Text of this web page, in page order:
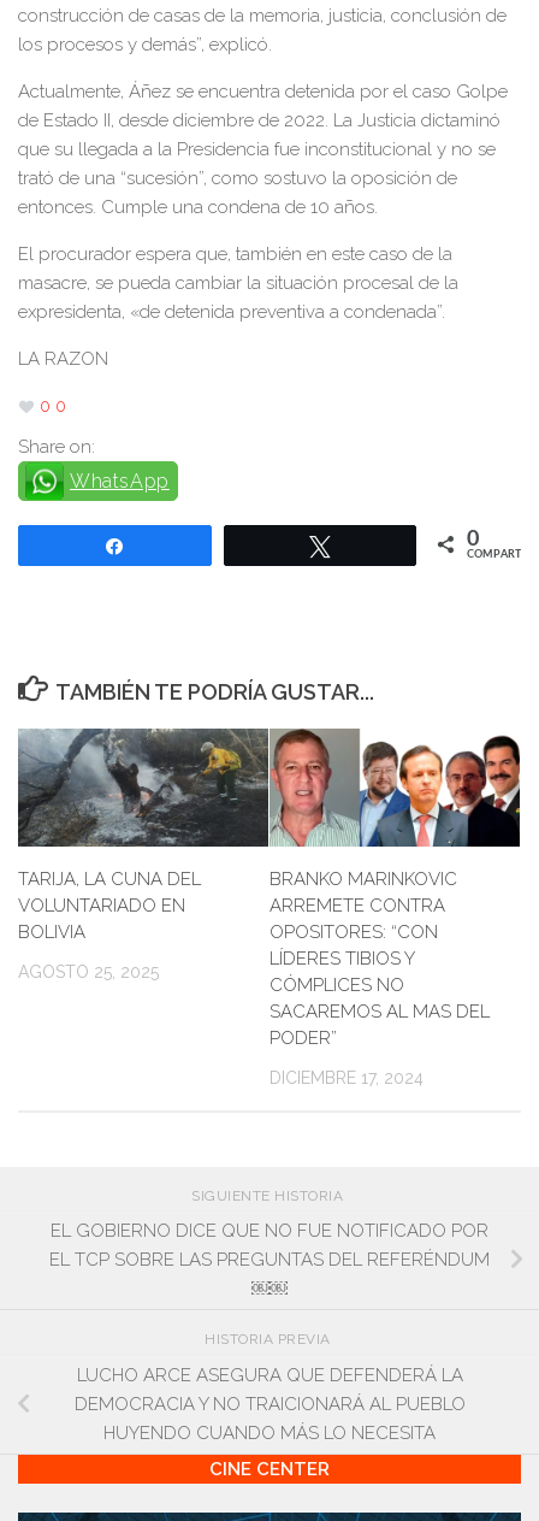
construcción de casas de la memoria, justicia, conclusión de
los procesos y demás”, explicó.
Actualmente, Áñez se encuentra detenida por el caso Golpe
de Estado II, desde diciembre de 2022. La Justicia dictaminó
que su llegada a la Presidencia fue inconstitucional y no se
trató de una “sucesión”, como sostuvo la oposición de
entonces. Cumple una condena de 10 años.
El procurador espera que, también en este caso de la
masacre, se pueda cambiar la situación procesal de la
expresidenta, «de detenida preventiva a condenada”.
LA RAZON
0 0
Share on:
WhatsApp
0
COMPARTIR
TAMBIÉN TE PODRÍA GUSTAR...
TARIJA, LA CUNA DEL
VOLUNTARIADO EN
BOLIVIA
AGOSTO 25, 2025
BRANKO MARINKOVIC
ARREMETE CONTRA
OPOSITORES: “CON
LÍDERES TIBIOS Y
CÓMPLICES NO
SACAREMOS AL MAS DEL
PODER”
DICIEMBRE 17, 2024
SIGUIENTE HISTORIA
EL GOBIERNO DICE QUE NO FUE NOTIFICADO POR
EL TCP SOBRE LAS PREGUNTAS DEL REFERÉNDUM
￼￼
HISTORIA PREVIA
LUCHO ARCE ASEGURA QUE DEFENDERÁ LA
DEMOCRACIA Y NO TRAICIONARÁ AL PUEBLO
HUYENDO CUANDO MÁS LO NECESITA
CINE CENTER